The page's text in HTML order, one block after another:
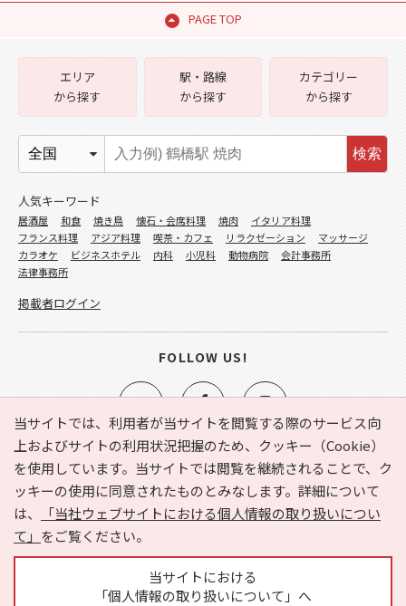
PAGE TOP
当サイトでは、利用者が当サイトを閲覧する際のサービス向
上およびサイトの利用状況把握のため、クッキー（Cookie）
を使用しています。当サイトでは閲覧を継続されることで、ク
ッキーの使用に同意されたものとみなします。詳細について
は、
「当社ウェブサイトにおける個人情報の取り扱いについ
て」 をご覧ください。
当サイトにおける
「個人情報の取り扱いについて」へ
e-NAVITA（イーナビタ）とは？ お気に入り
ヘルプ
利用規約
個人情報の取り扱いについて
運営会社
サイトマップ
広告掲載に関するお問い合わせ
エリア
から探す
駅・路線
から探す
カテゴリー
から探す
検索
人気キーワード
居酒屋 和食 焼き鳥 懐石・会席料理 焼肉
イタリア料理
フランス料理
アジア料理 喫茶・カフェ リラクゼーション
マッサージ
カラオケ
ビジネスホテル 内科 小児科 動物病院
会計事務所
法律事務所
掲載者ログイン
FOLLOW US!